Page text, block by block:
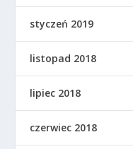
styczeń 2019
listopad 2018
lipiec 2018
czerwiec 2018